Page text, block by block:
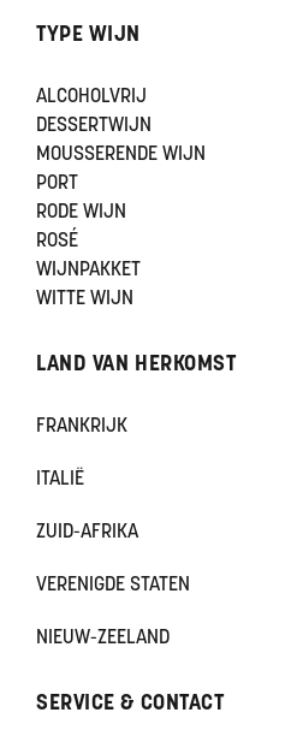
TYPE WIJN
ALCOHOLVRIJ
DESSERTWIJN
MOUSSERENDE WIJN
PORT
RODE WIJN
ROSÉ
WIJNPAKKET
WITTE WIJN
LAND VAN HERKOMST
FRANKRIJK
ITALIË
ZUID-AFRIKA
VERENIGDE STATEN
NIEUW-ZEELAND
SERVICE & CONTACT